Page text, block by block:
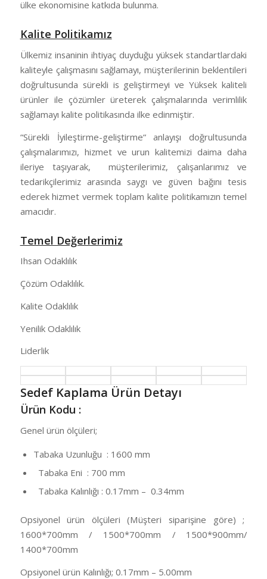
ülke ekonomisine katkıda bulunma.
Kalite Politikamız
Ülkemiz insaninin ihtiyaç duyduğu yüksek standartlardaki
kaliteyle çalışmasını sağlamayı, müşterilerinin beklentileri
doğrultusunda sürekli is geliştirmeyi ve Yüksek kaliteli
ürünler ile çözümler üreterek çalışmalarında verimlilik
sağlamayı kalite politikasında ilke edinmiştir.
“Sürekli İyileştirme-geliştirme“ anlayışı doğrultusunda
çalışmalarımızı, hizmet ve urun kalitemizi daima daha
ileriye taşıyarak, müşterilerimiz, çalışanlarımız ve
tedarikçilerimiz arasında saygı ve güven bağını tesis
ederek hizmet vermek toplam kalite politikamızın temel
amacıdır.
Temel Değerlerimiz
Ihsan Odaklılık
Çözüm Odaklılık.
Kalite Odaklılık
Yenilik Odaklılık
Liderlik
Sedef Kaplama Ürün Detayı
Ürün Kodu :
Genel ürün ölçüleri;
Tabaka Uzunluğu : 1600 mm
Tabaka Eni : 700 mm
Tabaka Kalınlığı : 0.17mm – 0.34mm
Opsiyonel ürün ölçüleri (Müşteri siparişine göre) ;
1600*700mm / 1500*700mm / 1500*900mm/
1400*700mm
Opsiyonel ürün Kalınlığı; 0.17mm – 5.00mm